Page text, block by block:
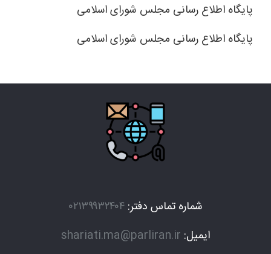
پایگاه اطلاع رسانی مجلس شورای اسلامی
پایگاه اطلاع رسانی مجلس شورای اسلامی
شماره تماس دفتر: ۰۲۱۳۹۹۳۲۴۰۴
ایمیل: shariati.ma@parliran.ir